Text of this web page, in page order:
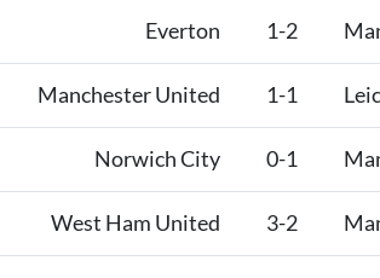
Everton 1-2
Manchester United 1-1
Norwich City 0-1
West Ham United 3-2